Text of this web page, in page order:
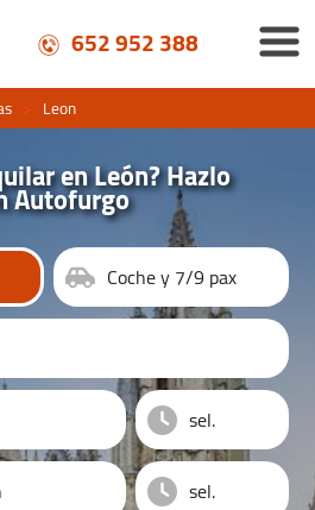
652 952 388
> Leon
en León? Hazlo
Autofurgo
Coche y 7/9 pax